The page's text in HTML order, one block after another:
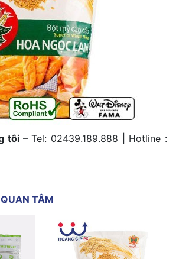
tôi – Tel: 02439.189.888 | Hotline :
TÂM